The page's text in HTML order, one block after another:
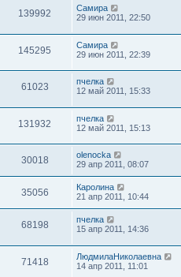
139992
Самира
29 июн 2011, 22:50
145295
Самира
29 июн 2011, 22:39
61023
пчелка
12 май 2011, 15:33
131932
пчелка
12 май 2011, 15:13
30018
olenocka
29 апр 2011, 08:07
35056
Каролина
21 апр 2011, 10:44
68198
пчелка
15 апр 2011, 14:36
71418
ЛюдмилаНиколаевна
14 апр 2011, 11:01